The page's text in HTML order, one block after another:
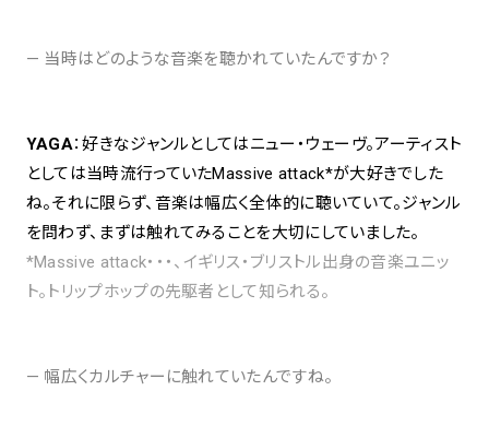
— 当時はどのような音楽を聴かれていたんですか？
YAGA：好きなジャンルとしてはニュー・ウェーヴ。アーティスト
としては当時流行っていたMassive attack*が大好きでした
ね。それに限らず、音楽は幅広く全体的に聴いていて。ジャンル
を問わず、まずは触れてみることを大切にしていました。
*Massive attack・・・、イギリス・ブリストル出身の音楽ユニッ
ト。トリップホップの先駆者として知られる。
— 幅広くカルチャーに触れていたんですね。